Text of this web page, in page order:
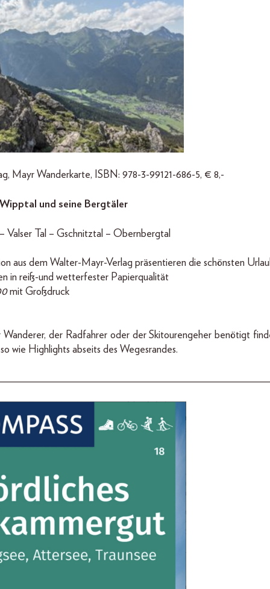
Mayr Wanderkarte, ISBN: 978-3-99121-686-5, € 8,-
und seine Bergtäler
Valser Tal – Gschnitztal – Obernbergtal
aus dem Walter-Mayr-Verlag präsentieren die schönsten
in reiß-und wetterfester Papierqualität
mit Großdruck
der Radfahrer oder der Skitourengeher benötigt
wie Highlights abseits des Wegesrandes.